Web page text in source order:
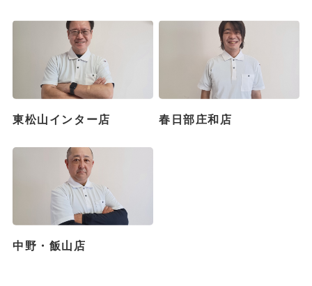
東松山インター店 春日部庄和店
中野・飯山店